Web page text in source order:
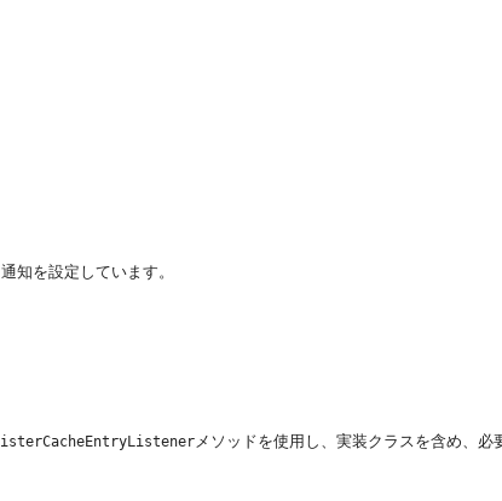
知を設定しています。
メソッドを使用し、実装クラスを含め、必